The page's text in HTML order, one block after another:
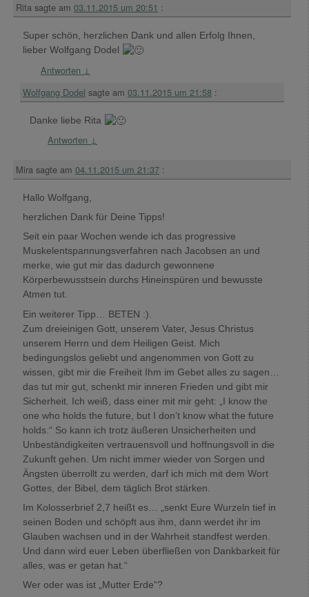
Rita sagte am 03.11.2015 um 20:51 :
Super schön, herzlichen Dank und allen Erfolg Ihnen,
lieber Wolfgang Dodel
Antworten ↓
Wolfgang Dodel sagte am 03.11.2015 um 21:58 :
Danke liebe Rita
Antworten ↓
Mira sagte am 04.11.2015 um 21:37 :
Hallo Wolfgang,
herzlichen Dank für Deine Tipps!
Seit ein paar Wochen wende ich das progressive
Muskelentspannungsverfahren nach Jacobsen an und
merke, wie gut mir das dadurch gewonnene
Körperbewusstsein durchs Hineinspüren und bewusste
Atmen tut.
Ein weiterer Tipp… BETEN :).
Zum dreieinigen Gott, unserem Vater, Jesus Christus
unserem Herrn und dem Heiligen Geist. Mich
bedingungslos geliebt und angenommen von Gott zu
wissen, gibt mir die Freiheit Ihm im Gebet alles zu sagen…
das tut mir gut, schenkt mir inneren Frieden und gibt mir
Sicherheit. Ich weiß, dass einer mit mir geht: „I know the
one who holds the future, but I don’t know what the future
holds.“ So kann ich trotz äußeren Unsicherheiten und
Unbeständigkeiten vertrauensvoll und hoffnungsvoll in die
Zukunft gehen. Um nicht immer wieder von Sorgen und
Ängsten überrollt zu werden, darf ich mich mit dem Wort
Gottes, der Bibel, dem täglich Brot stärken.
Im Kolosserbrief 2,7 heißt es… „senkt Eure Wurzeln tief in
seinen Boden und schöpft aus ihm, dann werdet ihr im
Glauben wachsen und in der Wahrheit standfest werden.
Und dann wird euer Leben überfließen von Dankbarkeit für
alles, was er getan hat.“
Wer oder was ist „Mutter Erde“?